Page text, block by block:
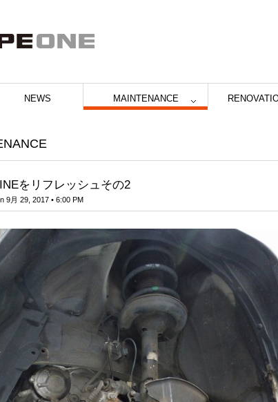
NEWS MAINTENANCE
をリフレッシュその2
9月 29, 2017 • 6:00 PM